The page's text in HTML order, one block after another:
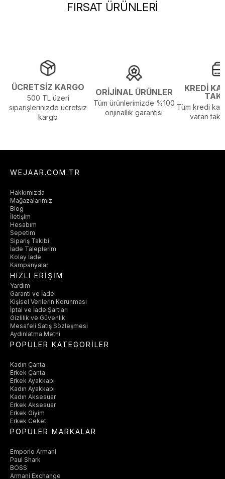
2025 YazFIRSAT ÜRÜNLERİ
ÜCRETSİZ KARGO
500 TL üzeri
siparişlerinizde ücretsiz
kargo
ORİJİNAL ÜRÜNLER
Tüm ürünlerimizde %100
orijinallik garantisi
KREDİ
Tüm kredi
varan
WEJAAR.COM.TR
Hakkımızda
Mağazalarımız
Blog
İletişim
Hesabım
Sepetim
Sipariş Takibi
İade Taleplerim
Kolay İade
Kampanyalar
HIZLI ERİŞİM
Yardım
Garanti ve İade
Kişisel Verilerin Korunması
İptal ve İade Şartları
Gizlilik ve Güvenlik
Mesafeli Satış Sözleşmesi
Aydınlatma Metni
POPÜLER KATEGORİLER
Kadın Çanta
Erkek Çanta
Erkek Ayakkabı
Kadın Ayakkabı
Kadın Aksesuar
Erkek Aksesuar
Erkek Giyim
Erkek Ceket
POPÜLER MARKALAR
Emporio Armani
Paul Shark
BOSS
Armani Exchange